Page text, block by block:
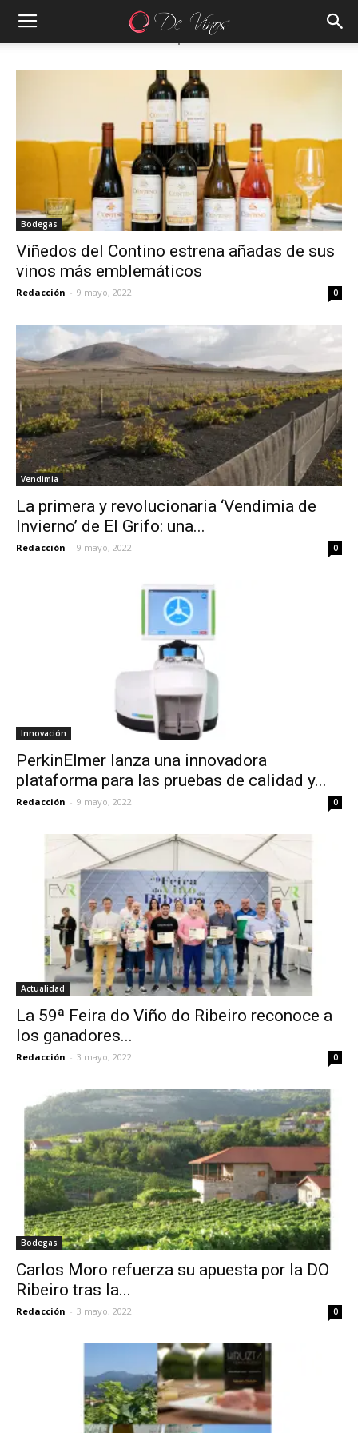
Bodegas
Viñedos del Contino estrena añadas de sus
vinos más emblemáticos
Redacción - 9 mayo, 2022 0
Vendimia
La primera y revolucionaria ‘Vendimia de
Invierno’ de El Grifo: una...
Redacción - 9 mayo, 2022 0
Innovación
PerkinElmer lanza una innovadora
plataforma para las pruebas de calidad y...
Redacción - 9 mayo, 2022 0
Actualidad
La 59ª Feira do Viño do Ribeiro reconoce a
los ganadores...
Redacción - 3 mayo, 2022 0
Bodegas
Carlos Moro refuerza su apuesta por la DO
Ribeiro tras la...
Redacción - 3 mayo, 2022 0